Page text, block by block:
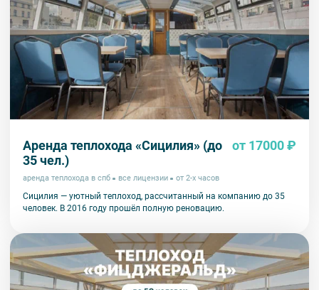
Аренда теплохода «Сицилия» (до
35 чел.)
от 17000 ₽
аренда теплохода в спб все лицензии от 2-х часов
Сицилия — уютный теплоход, рассчитанный на компанию до 35
человек. В 2016 году прошёл полную реновацию.